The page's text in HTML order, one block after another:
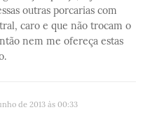
outras porcarias com
caro e que não trocam o
nem me ofereça estas
de 2013 às 00:33